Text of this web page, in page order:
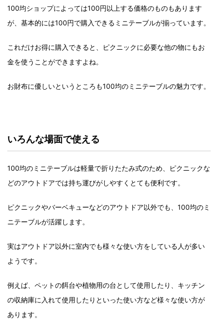
100均ショップによっては100円以上する価格のものもあります
が、基本的には100円で購入できるミニテーブルが揃っています。
これだけお得に購入できると、ピクニックに必要な他の物にもお
金を使うことができますよね。
お財布に優しいというところも100均のミニテーブルの魅力です。
いろんな場面で使える
100均のミニテーブルは軽量で折りたたみ式のため、ピクニックな
どのアウトドアでは持ち運びがしやすくとても便利です。
ピクニックやバーベキューなどのアウトドア以外でも、100均のミ
ニテーブルが活躍します。
実はアウトドア以外に室内でも様々な使い方をしている人が多い
ようです。
例えば、ペットの餌台や植物用の台として使用したり、キッチン
の収納庫に入れて使用したりといった使い方など様々な使い方が
あります。